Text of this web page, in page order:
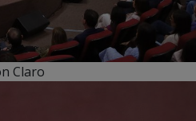
Claro